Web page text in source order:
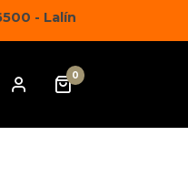
- Lalín
0